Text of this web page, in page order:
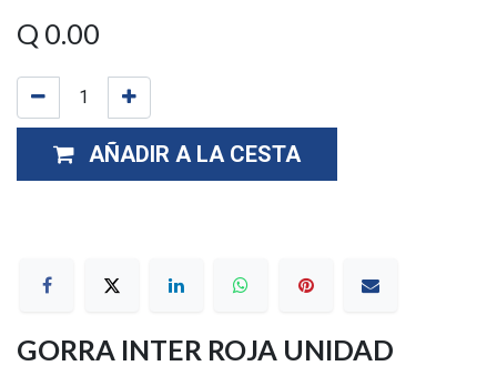
Q 0.00
AÑADIR A LA CESTA
GORRA INTER ROJA UNIDAD